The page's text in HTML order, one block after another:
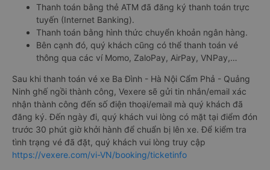
Thanh toán bằng thẻ ATM đã đăng ký thanh toán trực
tuyến (Internet Banking).
Thanh toán bằng hình thức chuyển khoản ngân hàng.
Bên cạnh đó, quý khách cũng có thể thanh toán vé
thông qua các ví Momo, ZaloPay, AirPay, VNPay,…
Sau khi thanh toán vé xe Ba Đình - Hà Nội Cẩm Phả - Quảng
Ninh ghế ngồi thành công, Vexere sẽ gửi tin nhắn/email xác
nhận thành công đến số điện thoại/email mà quý khách đã
đăng ký. Đến ngày đi, quý khách vui lòng có mặt tại điểm đón
trước 30 phút giờ khởi hành để chuẩn bị lên xe. Để kiểm tra
tình trạng vé đã đặt, quý khách vui lòng truy cập
https://vexere.com/vi-VN/booking/ticketinfo